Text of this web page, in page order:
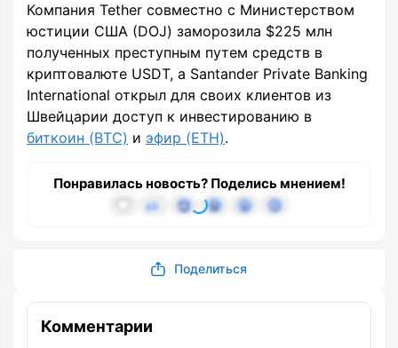
Компания Tether совместно с Министерством
юстиции США (DOJ) заморозила $225 млн
полученных преступным путем средств в
криптовалюте USDT, а Santander Private Banking
International открыл для своих клиентов из
Швейцарии доступ к инвестированию в
биткоин (BTC) и эфир (ETH).
Понравилась новость? Поделись мнением!
Поделиться
Комментарии